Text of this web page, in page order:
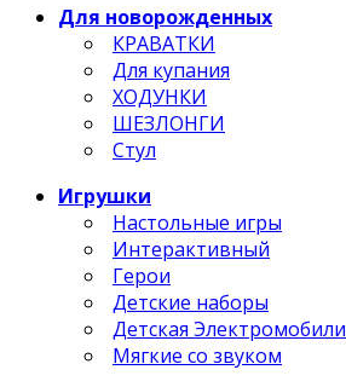
Для новорожденных
КРАВАТКИ
Для купания
ХОДУНКИ
ШЕЗЛОНГИ
Стул
Игрушки
Настольные игры
Интерактивный
Герои
Детские наборы
Детская Электромобили
Мягкие со звуком